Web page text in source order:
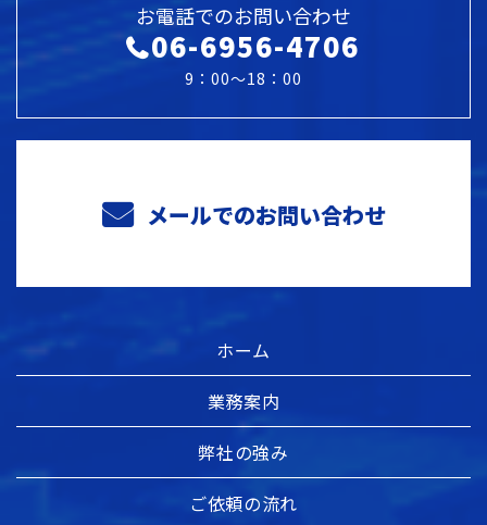
お電話でのお問い合わせ
06-6956-4706
9：00～18：00
メールでのお問い合わせ
ホーム
業務案内
弊社の強み
ご依頼の流れ